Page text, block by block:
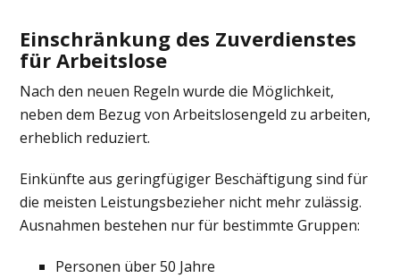
Einschränkung des Zuverdienstes
für Arbeitslose
Nach den neuen Regeln wurde die Möglichkeit,
neben dem Bezug von Arbeitslosengeld zu arbeiten,
erheblich reduziert.
Einkünfte aus geringfügiger Beschäftigung sind für
die meisten Leistungsbezieher nicht mehr zulässig.
Ausnahmen bestehen nur für bestimmte Gruppen:
Personen über 50 Jahre